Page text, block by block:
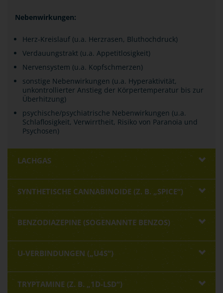
Nebenwirkungen:
Herz-Kreislauf (u.a. Herzrasen, Bluthochdruck)
Verdauungstrakt (u.a. Appetitlosigkeit)
Nervensystem (u.a. Kopfschmerzen)
sonstige Nebenwirkungen (u.a. Hyperaktivität,
unkontrollierter Anstieg der Körpertemperatur bis zur
Überhitzung)
psychische/psychiatrische Nebenwirkungen (u.a.
Schlaflosigkeit, Verwirrtheit, Risiko von Paranoia und
Psychosen)
LACHGAS
SYNTHETISCHE CANNABINOIDE (Z. B. „SPICE“)
BENZODIAZEPINE (SOGENANNTE BENZOS)
U-VERBINDUNGEN („U4S“)
TRYPTAMINE (Z. B. „1D-LSD“)